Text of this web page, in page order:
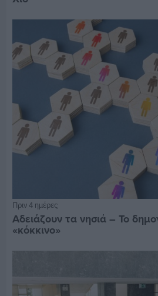
Πριν 4 ημέρες
Αδειάζουν τα νησιά – Το
«κόκκινο»